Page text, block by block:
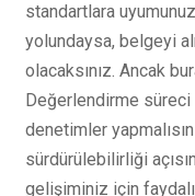
standartlara
yolundaysa, belgeyi
olacaksınız. Ancak
Değerlendirme
denetimler
sürdürülebilirliği
gelişiminiz için